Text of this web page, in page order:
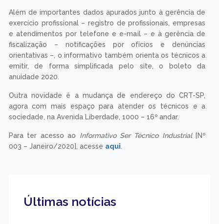
Além de importantes dados apurados junto à gerência de
exercício profissional – registro de profissionais, empresas
e atendimentos por telefone e e-mail – e à gerência de
fiscalização – notificações por ofícios e denúncias
orientativas –, o informativo também orienta os técnicos a
emitir, de forma simplificada pelo site, o boleto da
anuidade 2020.
Outra novidade é a mudança de endereço do CRT-SP,
agora com mais espaço para atender os técnicos e a
sociedade, na Avenida Liberdade, 1000 – 16º andar.
Para ter acesso ao Informativo Ser Técnico Industrial[Nº
003 – Janeiro/2020], acesse aqui
Últimas notícias